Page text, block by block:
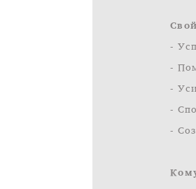
-
-
-
-
-